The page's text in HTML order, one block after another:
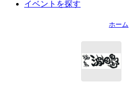
イベントを探す
ホーム